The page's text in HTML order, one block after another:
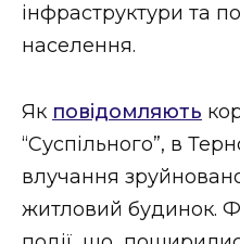
НОВИНИ
ФОТО
ВІДЕО
інфраструктури та
населення.
Як повідомляють
“Суспільного”, в
влучання
житловий будинок.